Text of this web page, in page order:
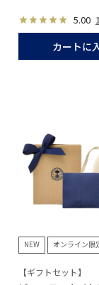
5.00
カートに
NEW オンライン限
【ギフトセット】